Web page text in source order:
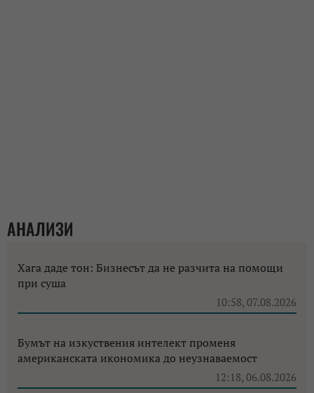
АНАЛИЗИ
Хага даде тон: Бизнесът да не разчита на помощи
при суша
10:58, 07.08.2026
Бумът на изкуствения интелект променя
американската икономика до неузнаваемост
12:18, 06.08.2026